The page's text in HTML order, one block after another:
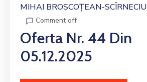
MIHAI BROSCOȚEAN-SCÎRNECIU
Comment off
Oferta Nr. 44 Din
05.12.2025